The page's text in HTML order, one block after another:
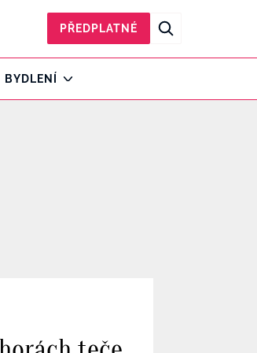
PŘEDPLATNÉ
BYDLENÍ